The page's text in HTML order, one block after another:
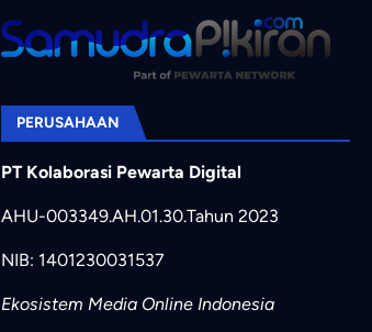
PERUSAHAAN
PT Kolaborasi Pewarta Digital
AHU-003349.AH.01.30.Tahun 2023
NIB: 1401230031537
Ekosistem Media Online Indonesia